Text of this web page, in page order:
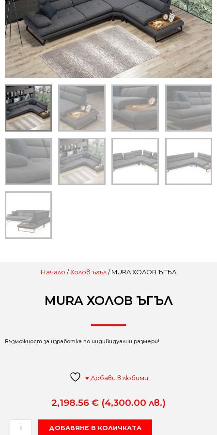
Начало /Холов ъгъл/ MURA ХОЛОВ ЪГЪЛ
MURA ХОЛОВ ЪГЪЛ
Възможност за изработка по индивидуални размери!
♥ Добави в любими
2,198.56 € (4,300.00 лв.)
ДОБАВЯНЕ В КОЛИЧКАТА